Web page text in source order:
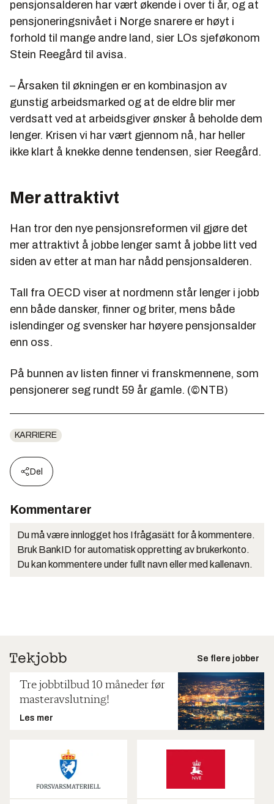
pensjonsalderen har vært økende i over ti år, og at
pensjoneringsnivået i Norge snarere er høyt i
forhold til mange andre land, sier LOs sjeføkonom
Stein Reegård til avisa.
– Årsaken til økningen er en kombinasjon av
gunstig arbeidsmarked og at de eldre blir mer
verdsatt ved at arbeidsgiver ønsker å beholde dem
lenger. Krisen vi har vært gjennom nå, har heller
ikke klart å knekke denne tendensen, sier Reegård.
Mer attraktivt
Han tror den nye pensjonsreformen vil gjøre det
mer attraktivt å jobbe lenger samt å jobbe litt ved
siden av etter at man har nådd pensjonsalderen.
Tall fra OECD viser at nordmenn står lenger i jobb
enn både dansker, finner og briter, mens både
islendinger og svensker har høyere pensjonsalder
enn oss.
På bunnen av listen finner vi franskmennene, som
pensjonerer seg rundt 59 år gamle. (©NTB)
KARRIERE
Del
Kommentarer
Du må være innlogget hos Ifrågasätt for å kommentere.
Bruk BankID for automatisk oppretting av brukerkonto.
Du kan kommentere under fullt navn eller med kallenavn.
Se flere jobber
Tre jobbtilbud 10 måneder før
masteravslutning!
Les mer